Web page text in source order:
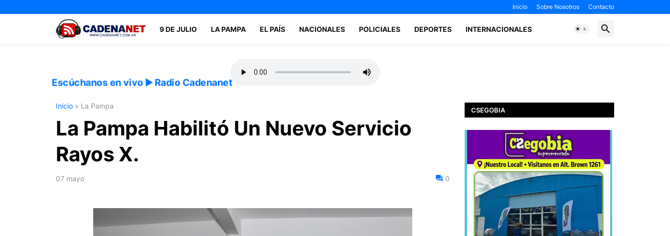
Inicio Sobre Nosotros Contacto
9 DE JULIO LA PAMPA EL PAÍS NACIONALES POLICIALES DEPORTES INTERNACIONALES
Escúchanos en vivo ▶️ Radio Cadenanet
Inicio La Pampa
La Pampa Habilitó Un Nuevo Servicio
Rayos X.
07 mayo 0
CSEGOBIA